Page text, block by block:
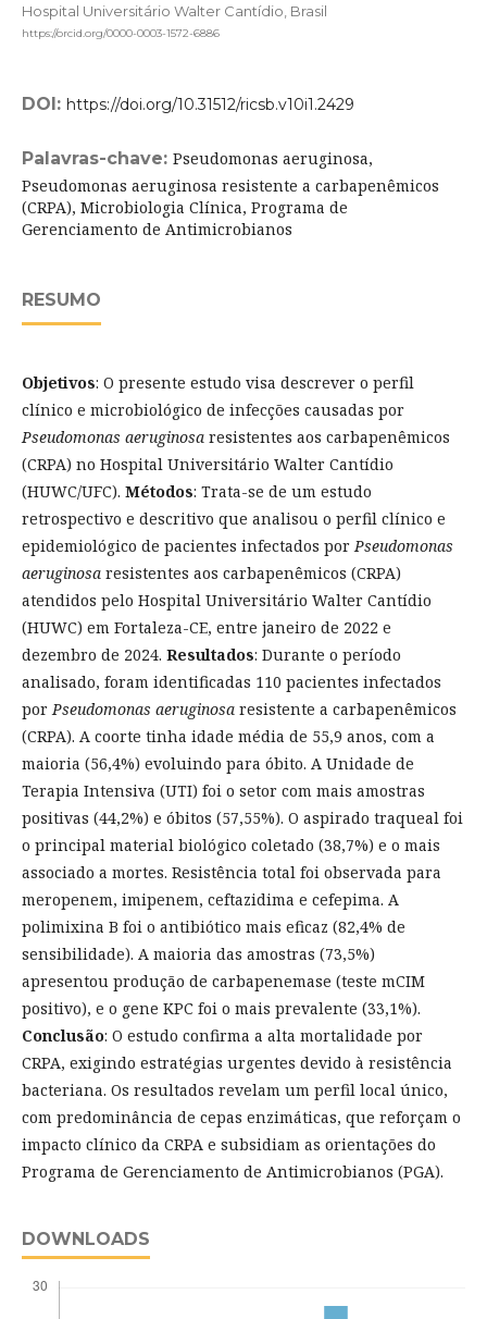
Hospital Universitário Walter Cantídio, Brasil
https://orcid.org/0000-0003-1572-6886
DOI: https://doi.org/10.31512/ricsb.v10i1.2429
Palavras-chave: Pseudomonas aeruginosa,
Pseudomonas aeruginosa resistente a carbapenêmicos
(CRPA), Microbiologia Clínica, Programa de
Gerenciamento de Antimicrobianos
RESUMO
Objetivos: O presente estudo visa descrever o perfil
clínico e microbiológico de infecções causadas por
Pseudomonas aeruginosa resistentes aos carbapenêmicos
(CRPA) no Hospital Universitário Walter Cantídio
(HUWC/UFC). Métodos: Trata-se de um estudo
retrospectivo e descritivo que analisou o perfil clínico e
epidemiológico de pacientes infectados por Pseudomonas
aeruginosa resistentes aos carbapenêmicos (CRPA)
atendidos pelo Hospital Universitário Walter Cantídio
(HUWC) em Fortaleza-CE, entre janeiro de 2022 e
dezembro de 2024. Resultados: Durante o período
analisado, foram identificadas 110 pacientes infectados
por Pseudomonas aeruginosa resistente a carbapenêmicos
(CRPA). A coorte tinha idade média de 55,9 anos, com a
maioria (56,4%) evoluindo para óbito. A Unidade de
Terapia Intensiva (UTI) foi o setor com mais amostras
positivas (44,2%) e óbitos (57,55%). O aspirado traqueal foi
o principal material biológico coletado (38,7%) e o mais
associado a mortes. Resistência total foi observada para
meropenem, imipenem, ceftazidima e cefepima. A
polimixina B foi o antibiótico mais eficaz (82,4% de
sensibilidade). A maioria das amostras (73,5%)
apresentou produção de carbapenemase (teste mCIM
positivo), e o gene KPC foi o mais prevalente (33,1%).
Conclusão: O estudo confirma a alta mortalidade por
CRPA, exigindo estratégias urgentes devido à resistência
bacteriana. Os resultados revelam um perfil local único,
com predominância de cepas enzimáticas, que reforçam o
impacto clínico da CRPA e subsidiam as orientações do
Programa de Gerenciamento de Antimicrobianos (PGA).
DOWNLOADS